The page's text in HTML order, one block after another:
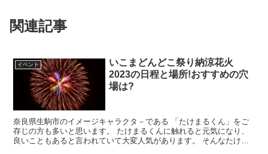
関連記事
イベント
いこまどんどこ祭り納涼花火
2023の日程と場所!おすすめの穴
場は?
奈良県生駒市のイメージキャラクタ－である 「たけまるくん」をご
存じの方も多いと思います。 たけまるくんに触れると元気になり、
良いこともあると言われていて大変人気があります。 そんなたけま